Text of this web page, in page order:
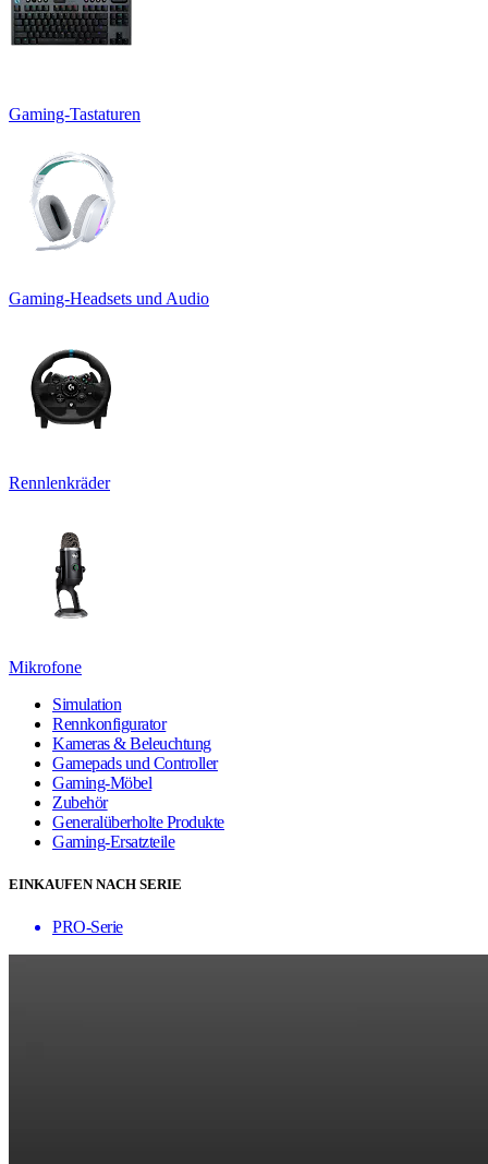
Gaming-Tastaturen
Gaming-Headsets und Audio
Rennlenkräder
Mikrofone
Simulation
Rennkonfigurator
Kameras & Beleuchtung
Gamepads und Controller
Gaming-Möbel
Zubehör
Generalüberholte Produkte
Gaming-Ersatzteile
EINKAUFEN NACH SERIE
PRO-Serie